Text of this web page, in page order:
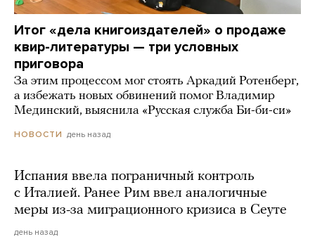
Итог «дела книгоиздателей» о продаже
квир-литературы — три условных
приговора
За этим процессом мог стоять Аркадий Ротенберг,
а избежать новых обвинений помог Владимир
Мединский, выяснила «Русская служба Би-би-си»
НОВОСТИ день назад
Испания ввела пограничный контроль
с Италией. Ранее Рим ввел аналогичные
меры из-за миграционного кризиса в Сеуте
день назад